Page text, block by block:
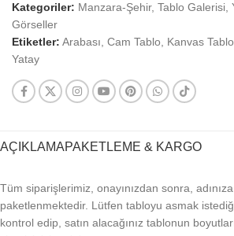
Kategoriler: Manzara-Şehir, Tablo Galerisi,
Görseller
Etiketler: Arabası, Cam Tablo, Kanvas Tablo
Yatay
AÇIKLAMAPAKETLEME & KARGO
Tüm siparişlerimiz, onayınızdan sonra,
paketlenmektedir. Lütfen tabloyu asmak
kontrol edip, satın alacağınız tablonun